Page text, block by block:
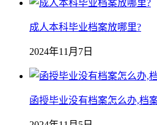
成人本科毕业档案放哪里?
2024年11月7日
函授毕业没有档案怎么办,档